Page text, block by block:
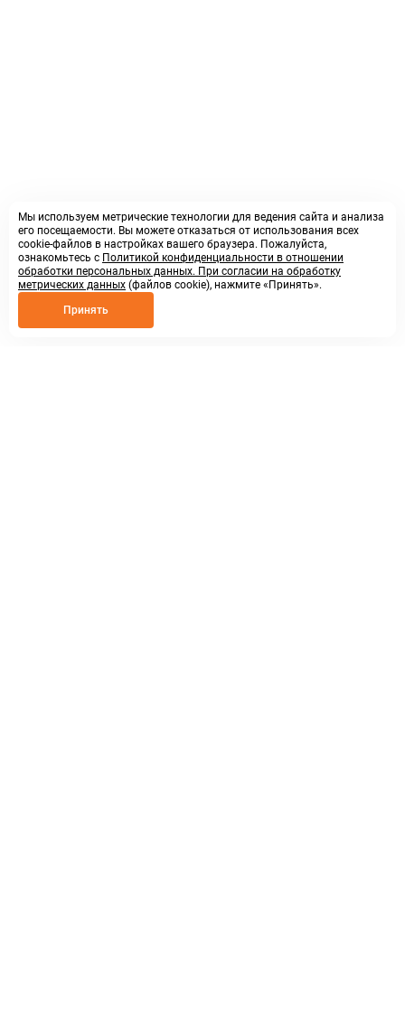
Мы используем метрические технологии для ведения сайта и анализа
его посещаемости. Вы можете отказаться от использования всех
cookie-файлов в настройках вашего браузера. Пожалуйста,
ознакомьтесь с Политикой конфиденциальности в отношении
обработки персональных данных. При согласии на обработку
метрических данных (файлов cookie), нажмите «Принять».
Принять